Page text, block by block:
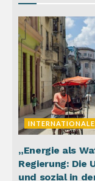
„Energie als
Regierung: Die
und sozial in